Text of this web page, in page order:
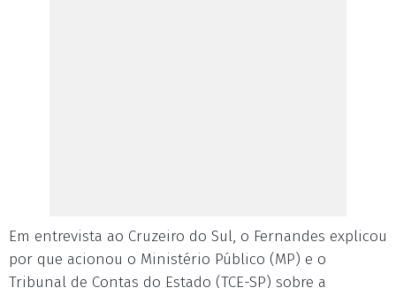
Em entrevista ao Cruzeiro do Sul, o Fernandes explicou
por que acionou o Ministério Público (MP) e o
Tribunal de Contas do Estado (TCE-SP) sobre a